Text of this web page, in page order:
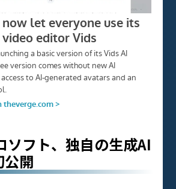
フト、独自の生成AI
公開